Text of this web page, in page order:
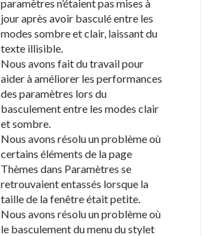
paramètres n’étaient pas mises à
jour après avoir basculé entre les
modes sombre et clair, laissant du
texte illisible.
Nous avons fait du travail pour
aider à améliorer les performances
des paramètres lors du
basculement entre les modes clair
et sombre.
Nous avons résolu un problème où
certains éléments de la page
Thèmes dans Paramètres se
retrouvaient entassés lorsque la
taille de la fenêtre était petite.
Nous avons résolu un problème où
le basculement du menu du stylet